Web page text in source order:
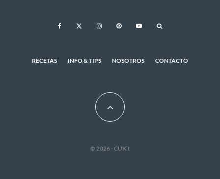
RECETAS INFO & TIPS NOSOTROS CONTACTO
© 2026 - CUKit